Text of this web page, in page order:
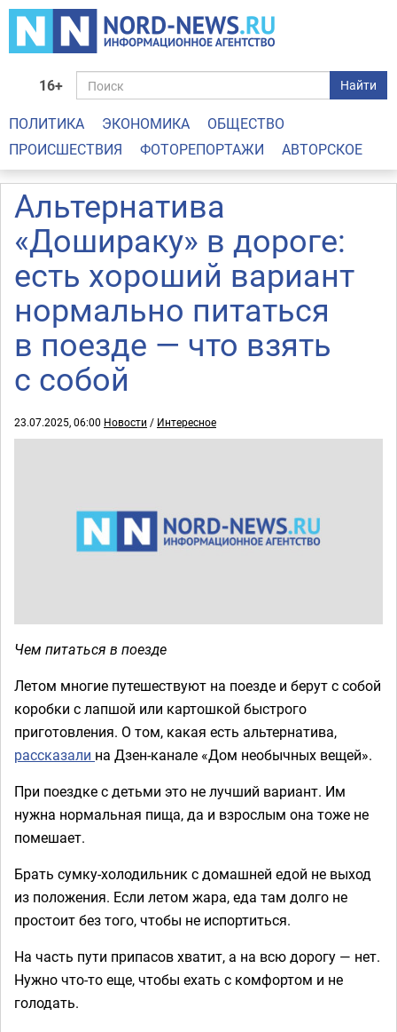
16+ Найти
ПОЛИТИКА ЭКОНОМИКА
ОБЩЕСТВО
ПРОИСШЕСТВИЯ
ФОТОРЕПОРТАЖИ АВТОРСКОЕ
Альтернатива
«Дошираку» в дороге:
есть хороший вариант
нормально питаться
в поезде — что взять
с собой
23.07.2025, 06:00 Новости / Интересное
Чем питаться в поезде
Летом многие путешествуют на поезде и берут с собой
коробки с лапшой или картошкой быстрого
приготовления. О том, какая есть альтернатива,
рассказали на Дзен-канале «Дом необычных вещей».
При поездке с детьми это не лучший вариант. Им
нужна нормальная пища, да и взрослым она тоже не
помешает.
Брать сумку-холодильник с домашней едой не выход
из положения. Если летом жара, еда там долго не
простоит без того, чтобы не испортиться.
На часть пути припасов хватит, а на всю дорогу — нет.
Нужно что-то еще, чтобы ехать с комфортом и не
голодать.